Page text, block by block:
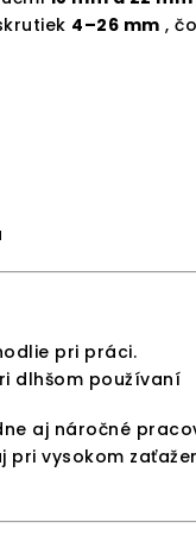
4–26 mm ,
pri práci.
dlhšom používaní
aj náročné
pri vysokom